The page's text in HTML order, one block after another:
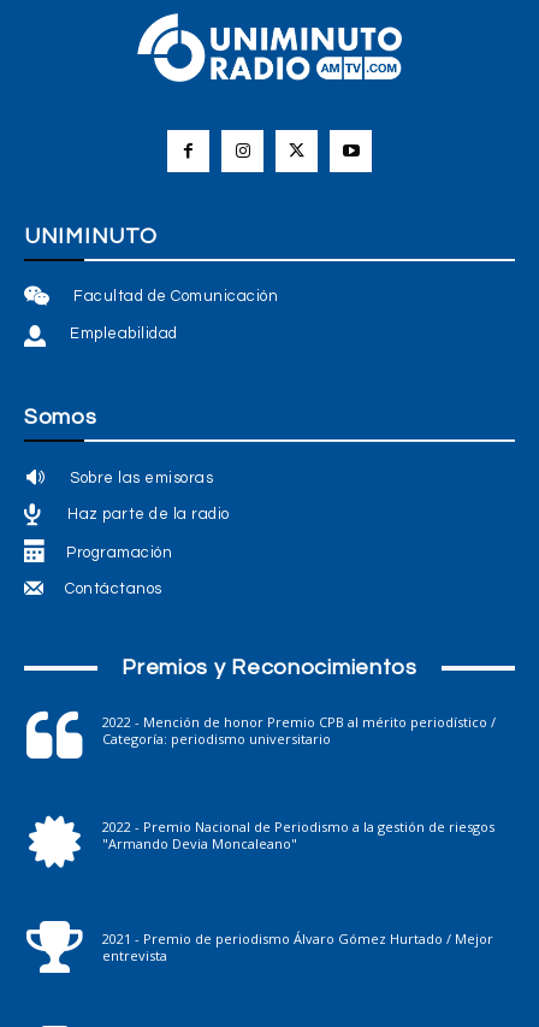
UNIMINUTO
Facultad de Comunicación
Empleabilidad
Somos
Sobre las emisoras
Haz parte de la radio
Programación
Contáctanos
Premios y Reconocimientos
2022 - Mención de honor Premio CPB al mérito periodístico /
Categoría: periodismo universitario
2022 - Premio Nacional de Periodismo a la gestión de riesgos
"Armando Devia Moncaleano"
2021 - Premio de periodismo Álvaro Gómez Hurtado / Mejor
entrevista